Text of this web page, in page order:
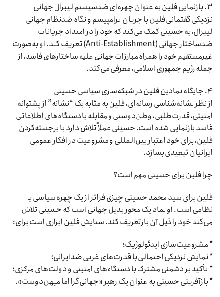
۳. بازنمایی فلین به عنوان چهره‌ای ضدسیستم لیبرال جهانی
نزدیکی گفتمانی فلین با جریان ترامپیسم و نگاه ضدنظام جهانی
لیبرال، به حسینی کمک می‌کند که خود را در امتداد جریانات
ضدساختار جهانی (Anti-Establishment) تعریف کند. او به‌صورت
غیرمستقیم خود را همراه مبارزات جهانی علیه ساختارهای فاسد، از
جمله رژیم جمهوری اسلامی، معرفی می‌کند.
۴. جایگاه نمادین فلین در شبکه‌سازی سیاسی حسینی
از نظر نشانه‌شناسی رسانه‌ای، فلین به مثابه یک “نشانه” از پشتوانه
امنیتی، قدرت‌طلبی، وطن‌دوستی و مقابله با دستگاه‌های اطلاعاتی
فاسد بازنمایی شده است. حسینی عملاً تلاش دارد با برجسته‌کردن
فلین، برای خود اعتبار بین‌المللی و مشروعیت در افکار عمومی
ایرانیان تبعیدی بسازد.
چرا فلین برای حسینی مهم است؟
فلین برای سید محمد حسینی چیزی فراتر از یک چهره سیاسی یا
نظامی است. او نماد یک محور بدیل جهانی است که حسینی تلاش
می‌کند خود را ذیل آن بازتعریف کند. ستایش فلین ابزاری است برای:
* مشروعیت‌سازی ایدئولوژیک؛
* نمایش نزدیکی احتمالی با قدرت‌های غربی ضدایرانی؛
* تأکید بر دشمنی مشترک با دستگاه‌های امنیتی و دولت‌های مرکزی؛
* بازآفرینی حسینی به عنوان یک رهبر «جهانی‌گرا اما میهن‌دوست».